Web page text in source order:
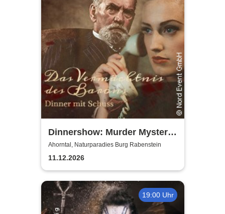
Dinnershow: Murder Mystery
Dinner
Ahorntal, Naturparadies Burg Rabenstein
11.12.2026
19:00 Uhr